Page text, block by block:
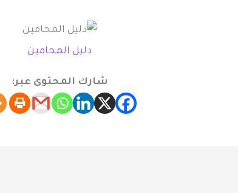
دليل المحامين
شارك المحتوى عبر: